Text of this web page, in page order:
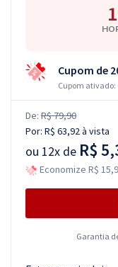
Cupom de
Cupom ativado:
De: R$ 79,90
Por: R$ 63,92à vista
ou 12x de R$
Economize R$
Garantia